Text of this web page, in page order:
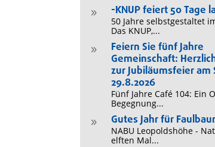
9 -KNUP feiert 50 Tage
50 Jahre selbstgestaltet
Das KNUP,...
9
Feiern Sie fünf Jahre
Gemeinschaft:
zur Jubiläumsfeier am
29.8.2026
Fünf Jahre Café 104: Ein
Begegnung...
9 Gutes Jahr für
NABU Leopoldshöhe -
elften Mal...